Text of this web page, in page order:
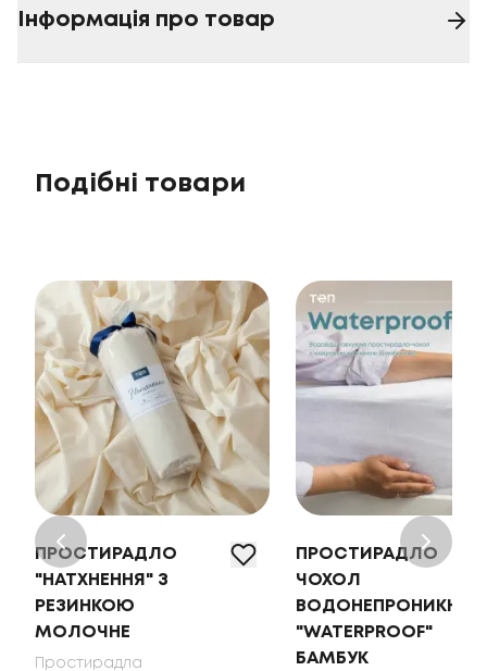
Інформація про товар
Подібні товари
ПРОСТИРАДЛО
"НАТХНЕННЯ" З
РЕЗИНКОЮ
МОЛОЧНЕ
Простирадла
ПРОСТИРАДЛО
ЧОХОЛ
ВОДОНЕПРОНИКНИЙ
"WATERPROOF"
БАМБУК